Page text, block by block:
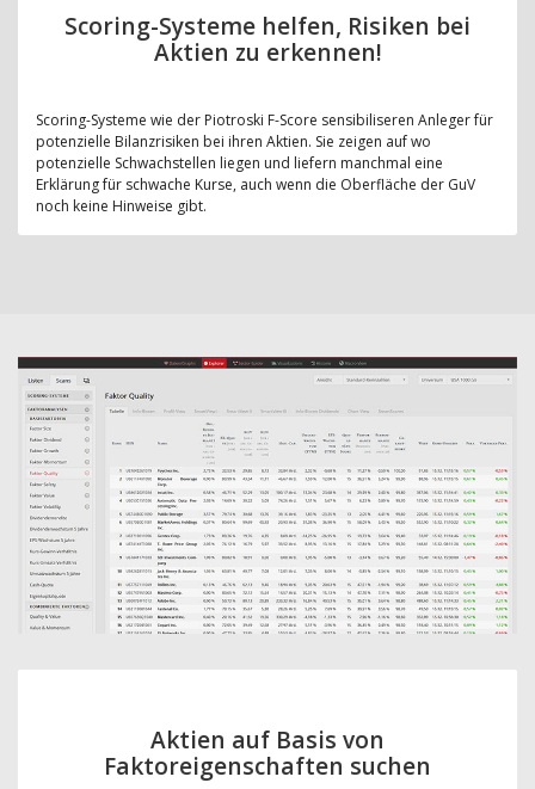
Scoring-Systeme helfen, Risiken bei
Aktien zu erkennen!
Scoring-Systeme wie der Piotroski F-Score sensibiliseren Anleger für
potenzielle Bilanzrisiken bei ihren Aktien. Sie zeigen auf wo
potenzielle Schwachstellen liegen und liefern manchmal eine
Erklärung für schwache Kurse, auch wenn die Oberfläche der GuV
noch keine Hinweise gibt.
Aktien auf Basis von
Faktoreigenschaften suchen